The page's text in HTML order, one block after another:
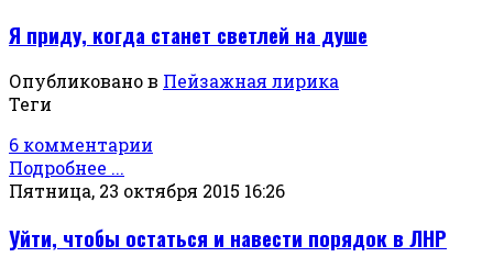
Я приду, когда станет светлей на душе
Опубликовано в Пейзажная лирика
Теги
6 комментарии
Подробнее ...
Пятница, 23 октября 2015 16:26
Уйти, чтобы остаться и навести порядок в ЛНР